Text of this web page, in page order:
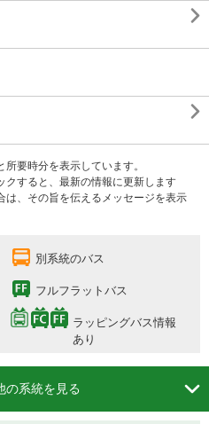


要時分を表示しています。
クすると、最新の情報に更新します
は、その旨を伝えるメッセージを表示
別系統のバス
フルフラットバス
ラッピングバス情報
あり
の系統を見る 